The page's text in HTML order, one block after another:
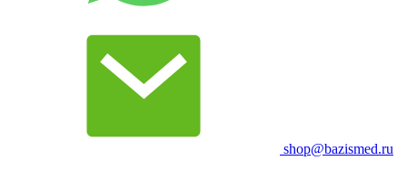
shop@bazismed.ru